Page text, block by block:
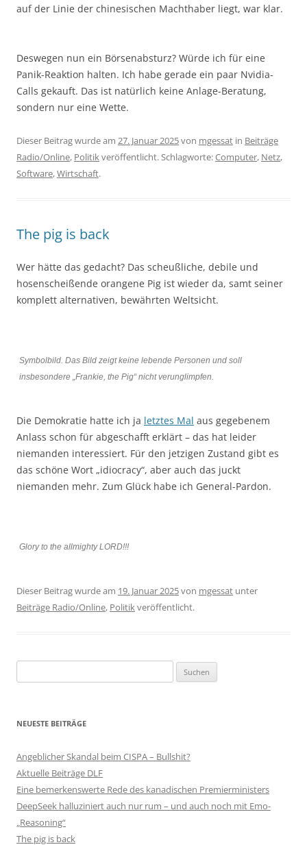
auf der Linie der chinesischen Machthaber liegt, war klar.
Deswegen nun ein Börsenabsturz? Würde ich für eine
Panik-Reaktion halten. Ich habe gerade ein paar Nvidia-
Calls gekauft. Das ist natürlich keine Anlage-Beratung,
sondern nur eine Wette.
Dieser Beitrag wurde am 27. Januar 2025von mgessat in Beiträge
Radio/Online, Politik veröffentlicht. Schlagworte:Computer, Netz,
Software,Wirtschaft.
The pig is back
Wer hätte das gedacht? Das scheußliche, debile und
hosenscheißende orangene Pig ist wieder da, samt seiner
komplett alternativen, bewährten Weltsicht.
Symbolbild. Das Bild zeigt keine lebende Personen und soll
insbesondere „Frankie, the Pig“ nicht verunglimpfen.
Die Demokratie hatte ich ja letztes Mal aus gegebenem
Anlass schon für abgeschafft erklärt – das hat leider
niemanden interessiert. Für den jetzigen Zustand gibt es
das schöne Wort „idiocracy“, aber auch das juckt
niemanden mehr. Zum Glück habe ich General-Pardon.
Glory to the allmighty LORD!!!
Dieser Beitrag wurde am 19. Januar 2025von mgessat unter
Beiträge Radio/Online, Politikveröffentlicht.
nach:
NEUESTE BEITRÄGE
Angeblicher Skandal beim CISPA – Bullshit?
Aktuelle Beiträge DLF
Eine bemerkenswerte Rede des kanadischen Premierministers
DeepSeek halluziniert auch nur rum – und auch noch mit Emo-
„Reasoning“
The pig is back